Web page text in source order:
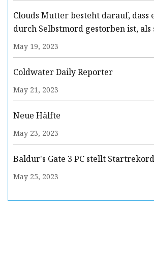
Clouds Mutter besteht darauf, dass
durch Selbstmord gestorben ist, als
seinen letzten Tag erinnert
May 19, 2023
Coldwater Daily Reporter
May 21, 2023
Neue Hälfte
May 23, 2023
Baldur's Gate 3 PC stellt
May 25, 2023